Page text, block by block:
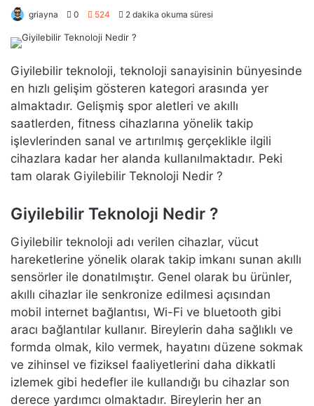
griayna 0 524 2 dakika okuma süresi
Giyilebilir teknoloji, teknoloji sanayisinin bünyesinde
en hızlı gelişim gösteren kategori arasında yer
almaktadır. Gelişmiş spor aletleri ve akıllı
saatlerden, fitness cihazlarına yönelik takip
işlevlerinden sanal ve artırılmış gerçeklikle ilgili
cihazlara kadar her alanda kullanılmaktadır. Peki
tam olarak Giyilebilir Teknoloji Nedir ?
Giyilebilir Teknoloji Nedir ?
Giyilebilir teknoloji adı verilen cihazlar, vücut
hareketlerine yönelik olarak takip imkanı sunan akıllı
sensörler ile donatılmıştır. Genel olarak bu ürünler,
akıllı cihazlar ile senkronize edilmesi açısından
mobil internet bağlantısı, Wi-Fi ve bluetooth gibi
aracı bağlantılar kullanır. Bireylerin daha sağlıklı ve
formda olmak, kilo vermek, hayatını düzene sokmak
ve zihinsel ve fiziksel faaliyetlerini daha dikkatli
izlemek gibi hedefler ile kullandığı bu cihazlar son
derece yardımcı olmaktadır. Bireylerin her an